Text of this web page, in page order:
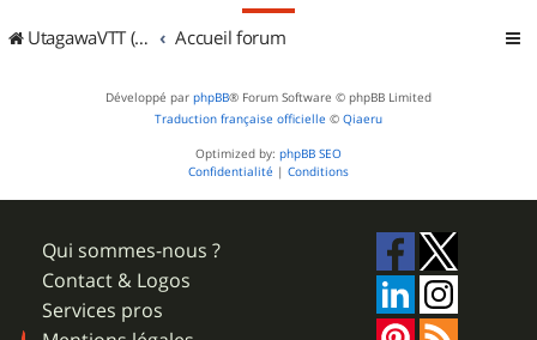
UtagawaVTT (Randos VTT et VTTAE avec traces GPS) Accueil forum
Développé par phpBB® Forum Software © phpBB Limited
Traduction française officielle © Qiaeru
Optimized by: phpBB SEO
Confidentialité | Conditions
Qui sommes-nous ?
Contact & Logos
Services pros